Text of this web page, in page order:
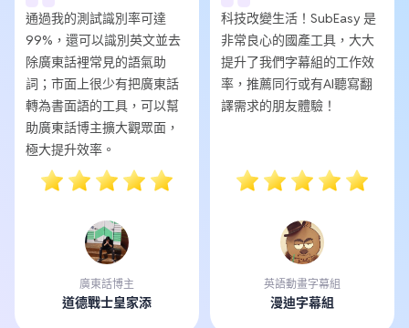
通過我的測試識別率可達
99%，還可以識別英文並去
除廣東話裡常見的語氣助
詞；市面上很少有把廣東話
轉為書面語的工具，可以幫
助廣東話博主擴大觀眾面，
極大提升效率。
廣東話博主
道德戰士皇家添
科技改變生活！SubEasy 是
非常良心的國產工具，大大
提升了我們字幕組的工作效
率，推薦同行或有AI聽寫翻
譯需求的朋友體驗！
英語動畫字幕組
漫迪字幕組